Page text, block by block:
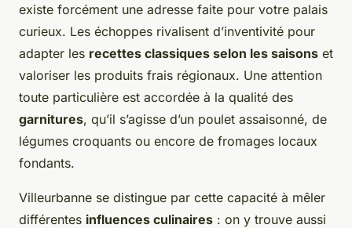
existe forcément une adresse faite pour votre palais
curieux. Les échoppes rivalisent d’inventivité pour
adapter les recettes classiques selon les saisons et
valoriser les produits frais régionaux. Une attention
toute particulière est accordée à la qualité des
garnitures, qu’il s’agisse d’un poulet assaisonné, de
légumes croquants ou encore de fromages locaux
fondants.
Villeurbanne se distingue par cette capacité à mêler
différentes influences culinaires : on y trouve aussi